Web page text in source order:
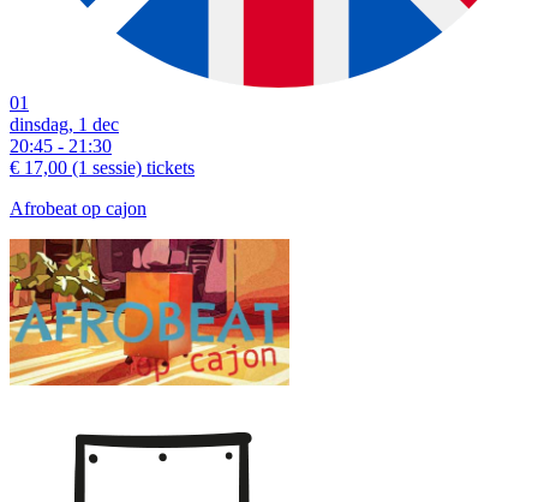
01
dinsdag, 1 dec
20:45 - 21:30
€ 17,00 (1 sessie) tickets
Afrobeat op cajon